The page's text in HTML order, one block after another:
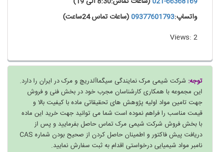
واتساپ:09377601793(ساعات تماس 24ساعت)
Views: 2
توجه: شرکت شیمی مرک نمایندگی سیگماآلدریچ و مرک در ایران را دارد.
این مجموعه با همکاری کارشناسان مجرب خود در بخش فنی و فروش
جهت تامین مواد اولیه پژوهش های تحقیقاتی ماده با کیفیت بالا و
قیمت مناسب را فراهم نموده است شما می توانید جهت خرید این ماده
با بخش فروش شرکت شیمی مرک تماس حاصل بفرمایید و پس از
دریافت پیش فاکتور و اطمینان حاصل کردن از صحیح بودن شماره CAS
نامبر مواد شیمیایی درخواستی اقدام به ثبت سفارش نمایید.